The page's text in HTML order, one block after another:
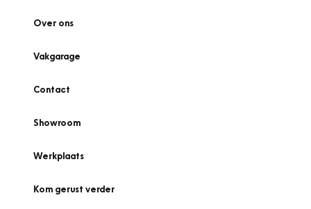
Over ons
Vakgarage
Contact
Showroom
Werkplaats
Kom gerust verder